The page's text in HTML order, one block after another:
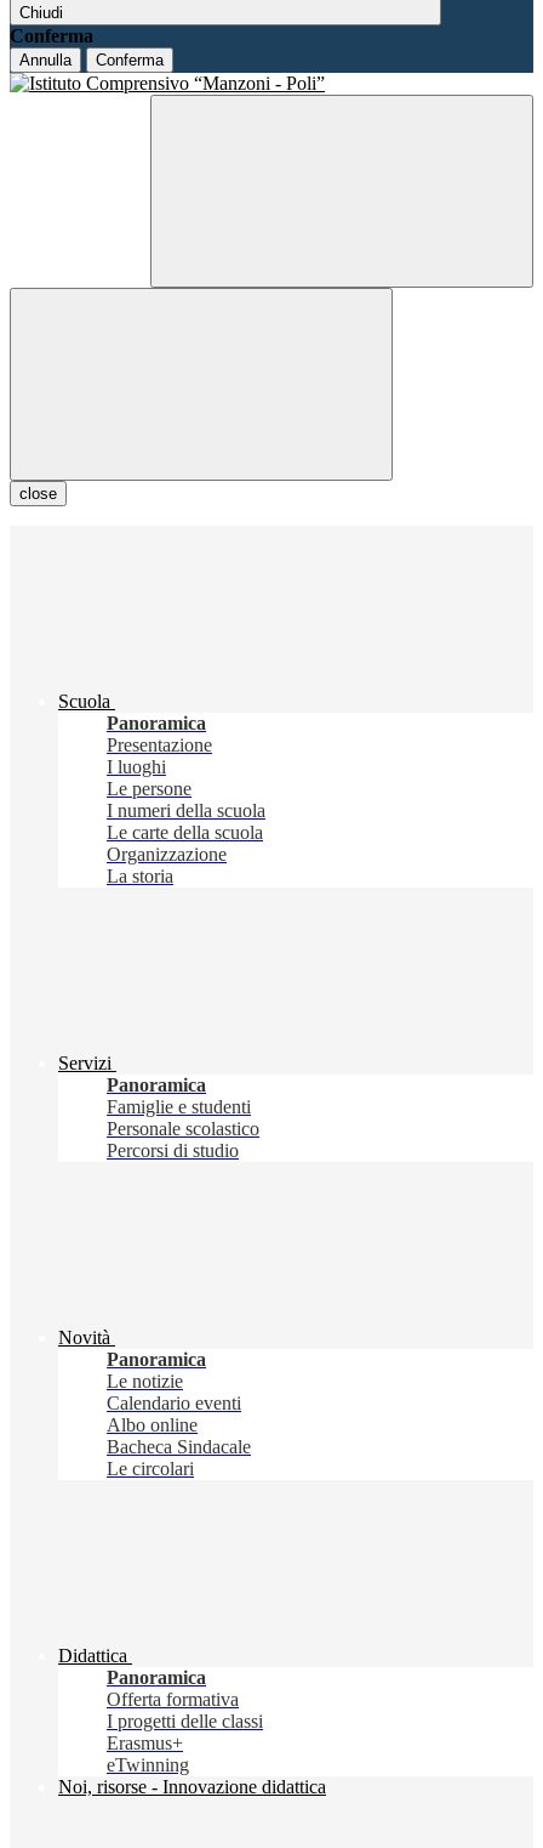
Chiudi
Conferma
Annulla Conferma
close
Scuola
Panoramica
Presentazione
I luoghi
Le persone
I numeri della scuola
Le carte della scuola
Organizzazione
La storia
Servizi
Panoramica
Famiglie e studenti
Personale scolastico
Percorsi di studio
Novità
Panoramica
Le notizie
Calendario eventi
Albo online
Bacheca Sindacale
Le circolari
Didattica
Panoramica
Offerta formativa
I progetti delle classi
Erasmus+
eTwinning
Noi, risorse - Innovazione didattica